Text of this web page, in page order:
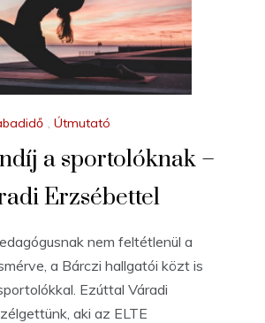
, Útmutató
a sportolóknak –
Erzsébettel
nem feltétlenül a
a Bárczi hallgatói közt is
Ezúttal Váradi
aki az ELTE